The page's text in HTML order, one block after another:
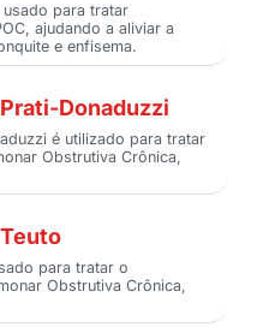
para tratar
ajudando a aliviar a
e enfisema.
Donaduzzi
é utilizado para tratar
Obstrutiva Crônica,
para tratar o
Obstrutiva Crônica,